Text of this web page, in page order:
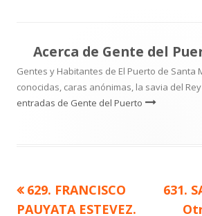
Acerca de Gente del
Gentes y Habitantes de El Puerto de Santa
conocidas, caras anónimas, la savia del
entradas de Gente del Puerto
Navegación
Artículo
anterior
629. FRANCISCO
PAUYATA ESTEVEZ.
631.